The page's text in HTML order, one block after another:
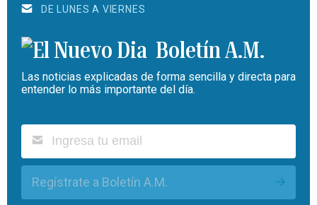
DE LUNES A VIERNES
Boletín A.M.
Las noticias explicadas de forma sencilla y directa para
entender lo más importante del día.
Regístrate a Boletín A.M.